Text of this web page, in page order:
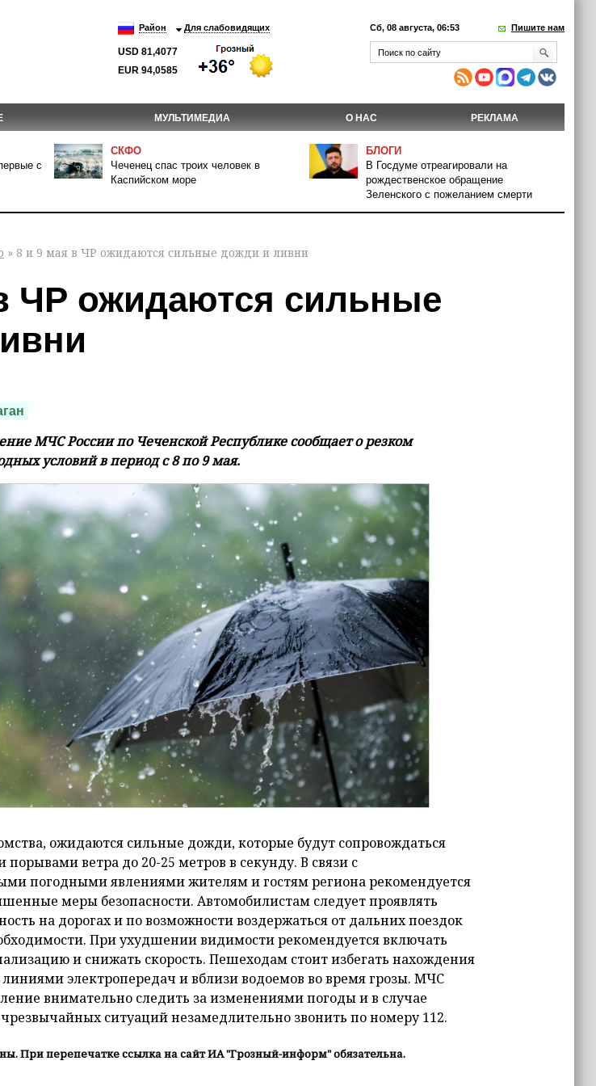
Район Для слабовидящих
USD 81,4077
EUR 94,0585
Сб, 08 августа, 06:53 Пишите нам
МУЛЬТИМЕДИА О НАС РЕКЛАМА
с
СКФО
Чеченец спас троих человек в
Каспийском море
БЛОГИ
В Госдуме отреагировали на
рождественское обращение
Зеленского с пожеланием смерти
» 8 и 9 мая в ЧР ожидаются сильные дожди и ливни
ЧР ожидаются сильные
МЧС России по Чеченской Республике сообщает о резком
условий в период с 8 по 9 мая.
ожидаются сильные дожди, которые будут сопровождаться
порывами ветра до 20-25 метров в секунду. В связи с
погодными явлениями жителям и гостям региона рекомендуется
меры безопасности. Автомобилистам следует проявлять
на дорогах и по возможности воздержаться от дальних поездок
При ухудшении видимости рекомендуется включать
и снижать скорость. Пешеходам стоит избегать нахождения
электропередач и вблизи водоемов во время грозы. МЧС
внимательно следить за изменениями погоды и в случае
ситуаций незамедлительно звонить по номеру 112.
При перепечатке ссылка на сайт ИА "Грозный-информ" обязательна.